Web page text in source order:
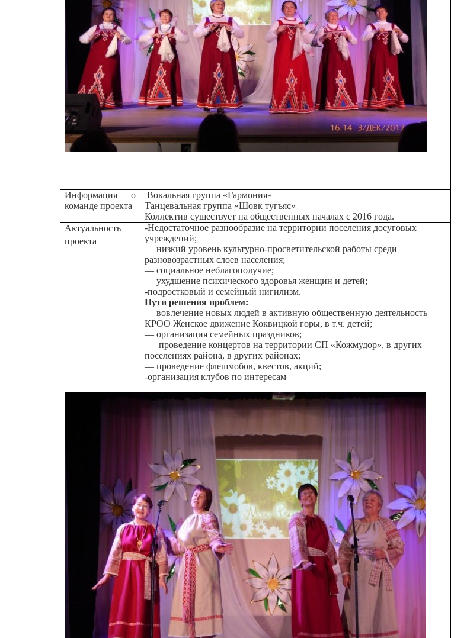
Информация о
команде проекта
Вокальная группа «Гармония»
Танцевальная группа «Шовк тугъяс»
Коллектив существует на общественных началах с 2016 года.
Актуальность
проекта
-Недостаточное разнообразие на территории поселения досуговых
учреждений;
— низкий уровень культурно-просветительской работы среди
разновозрастных слоев населения;
— социальное неблагополучие;
— ухудшение психического здоровья женщин и детей;
-подростковый и семейный нигилизм.
Пути решения проблем:
— вовлечение новых людей в активную общественную деятельность
КРОО Женское движение Коквицкой горы, в т.ч. детей;
— организация семейных праздников;
— проведение концертов на территории СП «Кожмудор», в других
поселениях района, в других районах;
— проведение флешмобов, квестов, акций;
-организация клубов по интересам